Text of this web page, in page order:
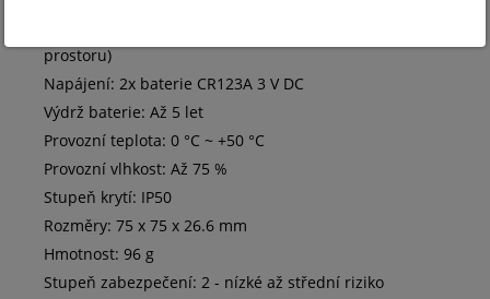
prostoru)
Napájení: 2x baterie CR123A 3 V DC
Výdrž baterie: Až 5 let
Provozní teplota: 0 °C ~ +50 °C
Provozní vlhkost: Až 75 %
Stupeň krytí: IP50
Rozměry: 75 x 75 x 26.6 mm
Hmotnost: 96 g
Stupeň zabezpečení: 2 - nízké až střední riziko